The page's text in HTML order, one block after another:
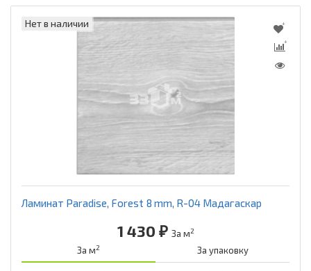
Нет в наличии
Ламинат Paradise, Forest 8 mm, R-04 Мадагаскар
1 430 ₽ За м2
За м2 За упаковку